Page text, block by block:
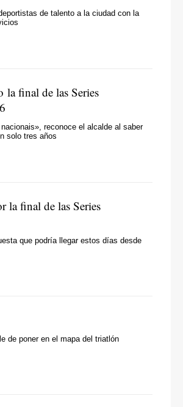
de talento a la ciudad con la
la final de las Series
reconoce el alcalde al saber
solo tres años
la final de las Series
que podría llegar estos días desde
de poner en el mapa del triatlón